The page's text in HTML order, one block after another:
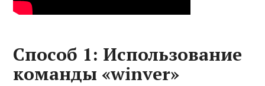
Способ 1: Использование
команды«winver»